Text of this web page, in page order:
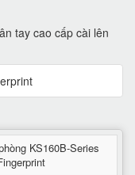
tay cao cấp cài lên
KS160B-Series